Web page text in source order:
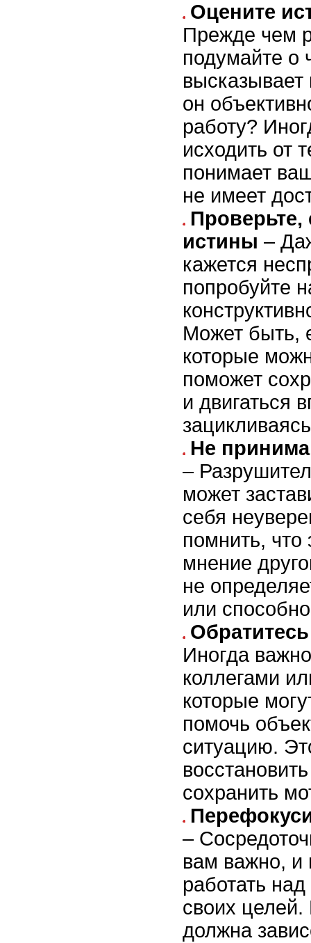
Оцените
Прежде чем
подумайте о
высказывает
он
работу?
исходить от
понимает
не имеет
Проверьте,
истины –
кажется
попробуйте
Может быть,
которые
поможет
и двигаться
Не
–
может
себя
помнить, что
мнение
не
или
Иногда
коллегами
которые
помочь
ситуацию.
сохранить
–
вам важно, и
работать
своих
должна